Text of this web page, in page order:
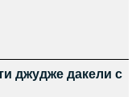
джудже дакели с